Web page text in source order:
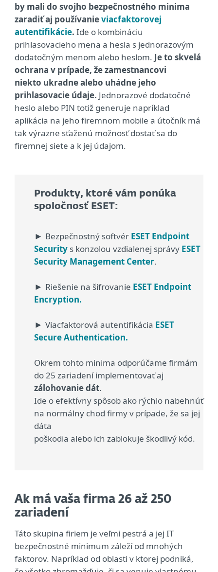
by mali do svojho bezpečnostného minima
zaradiť aj používanieviacfaktorovej
autentifikácie. Ide o kombináciu
prihlasovacieho mena a hesla s jednorazovým
dodatočným menom alebo heslom. Je to skvelá
ochrana v prípade, že zamestnancovi
niekto ukradne alebo uhádne jeho
prihlasovacie údaje. Jednorazové dodatočné
heslo alebo PIN totiž generuje napríklad
aplikácia na jeho firemnom mobile a útočník má
tak výrazne sťaženú možnosť dostať sa do
firemnej siete a k jej údajom.
Produkty, ktoré vám ponúka
spoločnosť ESET:
► Bezpečnostný softvér ESET Endpoint
Security s konzolou vzdialenej správy ESET
Security Management Center.
► Riešenie na šifrovanie ESET Endpoint
Encryption.
► Viacfaktorová autentifikácia ESET
Secure Authentication.
Okrem tohto minima odporúčame firmám
do 25 zariadení implementovať aj
zálohovanie dát.
Ide o efektívny spôsob ako rýchlo nabehnúť
na normálny chod firmy v prípade, že sa jej
dáta
poškodia alebo ich zablokuje škodlivý kód.
Ak má vaša firma 26 až 250
zariadení
Táto skupina firiem je veľmi pestrá a jej IT
bezpečnostné minimum záleží od mnohých
faktorov. Napríklad od oblasti v ktorej podniká,